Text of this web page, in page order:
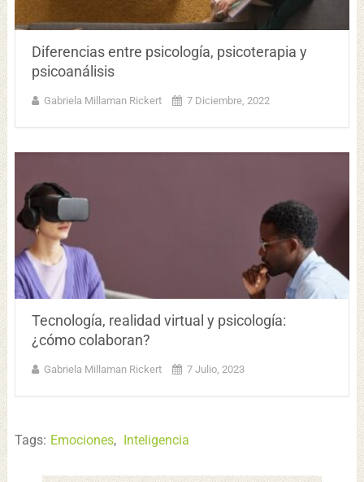
Diferencias entre psicología, psicoterapia y
psicoanálisis
Gabriela Millaman Rickert 7 Diciembre, 2022
Tecnología, realidad virtual y psicología:
¿cómo colaboran?
Gabriela Millaman Rickert 7 Julio, 2023
Tags: Emociones, Inteligencia